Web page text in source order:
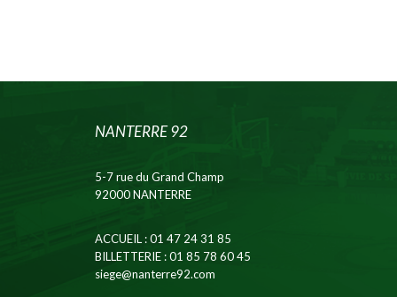
NANTERRE 92
5-7 rue du Grand Champ
92000 NANTERRE
ACCUEIL: 01 47 24 31 85
BILLETTERIE: 01 85 78 60 45
siege@nanterre92.com